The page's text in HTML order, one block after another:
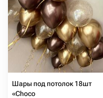
Шары под потолок 18шт
«Choco